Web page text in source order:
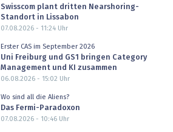
Swisscom plant dritten Nearshoring-
Standort in Lissabon
07.08.2026 - 11:24Uhr
Erster CAS im September 2026
Uni Freiburg und GS1 bringen Category
Management und KI zusammen
06.08.2026 - 15:02 Uhr
Wo sind all die Aliens?
Das Fermi-Paradoxon
07.08.2026 - 10:46Uhr